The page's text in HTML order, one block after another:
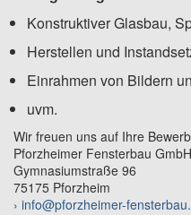
Konstruktiver Glasbau,
Herstellen und
Einrahmen von Bildern
uvm.
Wir freuen uns auf Ihre
Pforzheimer Fensterbau GmbH
Gymnasiumstraße 96
75175 Pforzheim
› info@pforzheimer-